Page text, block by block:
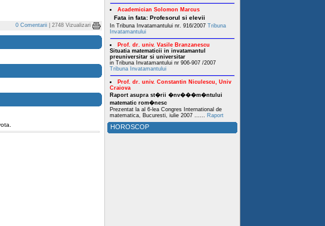
0 Comentarii| 2748 Vizualizari
Academician Solomon Marcus
Fata in fata: Profesorul si elevii
In Tribuna Invatamantului nr. 916/2007 Tribuna
Invatamantului
Prof. dr. univ. Vasile Branzanescu
Situatia matematicii in invatamantul
preuniversitar si universitar
in Tribuna Invatamantului nr 906-907 /2007
Tribuna Invatamantului
Prof. dr. univ. Constantin Niculescu, Univ
Craiova
Raport asupra st�rii �nv���m�ntului
matematic rom�nesc
Prezentat la al 6-lea Congres International de
matematica, Bucuresti, iulie 2007 ...... Raport
HOROSCOP